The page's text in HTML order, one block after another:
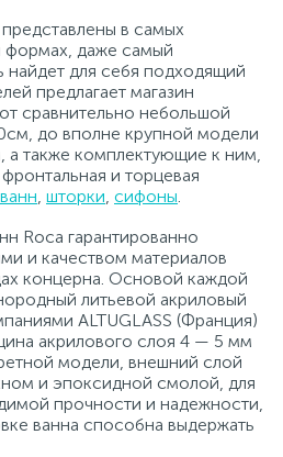
в самых
формах, даже самый
найдет для себя подходящий
предлагает магазин
сравнительно небольшой
до вполне крупной модели
а также комплектующие к ним,
и торцевая
, шторки, сифоны.
Roca гарантированно
и качеством материалов
концерна. Основой каждой
литьевой акриловый
ALTUGLASS (Франция)
акрилового слоя 4 — 5 мм
модели, внешний слой
и эпоксидной смолой, для
прочности и надежности,
ванна способна выдержать